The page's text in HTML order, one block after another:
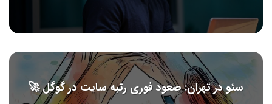
سئو در تهران: صعود فوری رتبه سایت در گوگل 🚀